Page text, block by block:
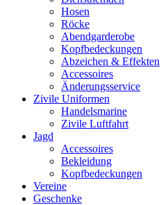
Hosen
Röcke
Abendgarderobe
Kopfbedeckungen
Abzeichen & Effekten
Accessoires
Änderungsservice
Zivile Uniformen
Handelsmarine
Zivile Luftfahrt
Jagd
Accessoires
Bekleidung
Kopfbedeckungen
Vereine
Geschenke